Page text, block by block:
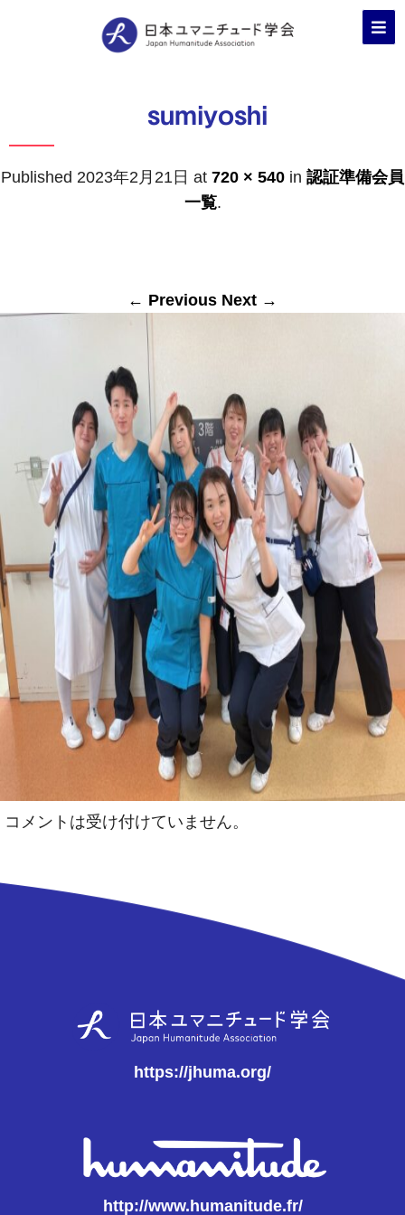
sumiyoshi
Published 2023年2月21日 at 720 × 540 in 認証準備会員
一覧.
← Previous Next →
コメントは受け付けていません。
https://jhuma.org/
http://www.humanitude.fr/